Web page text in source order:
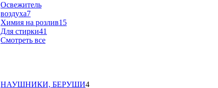
Освежитель
воздуха7
Химия на розлив15
Для стирки41
Смотреть все
НАУШНИКИ, БЕРУШИ4